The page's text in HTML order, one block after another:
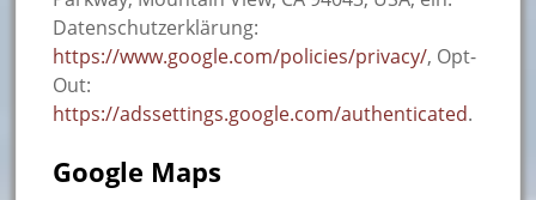
Datenschutzerklärung:
https://www.google.com/policies/privacy/, Opt-
Out:
https://adssettings.google.com/authenticated.
Google Maps